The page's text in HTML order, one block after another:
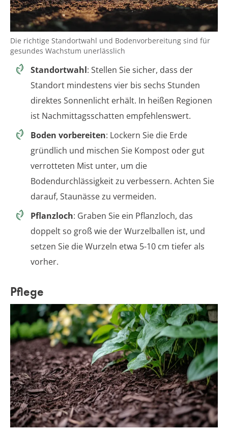
Die richtige Standortwahl und Bodenvorbereitung sind für
gesundes Wachstum unerlässlich
Standortwahl: Stellen Sie sicher, dass der
Standort mindestens vier bis sechs Stunden
direktes Sonnenlicht erhält. In heißen Regionen
ist Nachmittagsschatten empfehlenswert.
Boden vorbereiten: Lockern Sie die Erde
gründlich und mischen Sie Kompost oder gut
verrotteten Mist unter, um die
Bodendurchlässigkeit zu verbessern. Achten Sie
darauf, Staunässe zu vermeiden.
Pflanzloch: Graben Sie ein Pflanzloch, das
doppelt so groß wie der Wurzelballen ist, und
setzen Sie die Wurzeln etwa 5-10 cm tiefer als
vorher.
Pflege